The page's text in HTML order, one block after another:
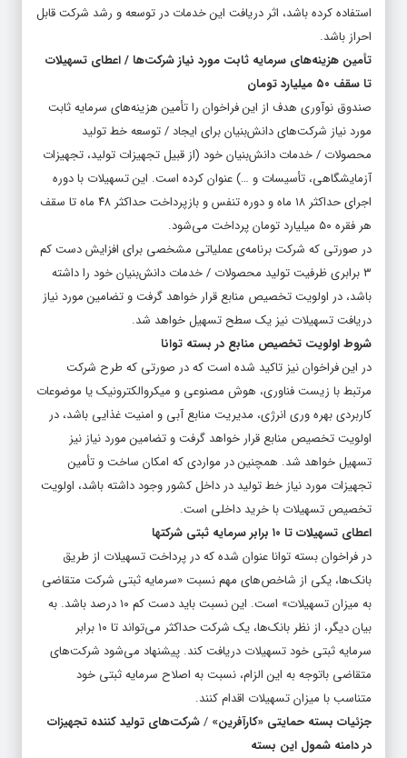
استفاده کرده باشد، اثر دریافت این خدمات در توسعه و رشد شرکت قابل
احراز باشد.
تأمین هزینه‌های سرمایه ثابت مورد نیاز شرکت‌ها / اعطای تسهیلات
تا سقف ۵۰ میلیارد تومان
صندوق نوآوری هدف از این فراخوان را تأمین هزینه‌های سرمایه ثابت
مورد نیاز شرکت‌های دانش‌بنیان برای ایجاد / توسعه خط تولید
محصولات / خدمات دانش‌بنیان خود (از قبیل تجهیزات تولید، تجهیزات
آزمایشگاهی، تأسیسات و …) عنوان کرده است. این تسهیلات با دوره
اجرای حداکثر ۱۸ ماه و دوره تنفس و بازپرداخت حداکثر ۴۸ ماه تا سقف
هر فقره ۵۰ میلیارد تومان پرداخت می‌شود.
در صورتی که شرکت برنامه‌ی عملیاتی مشخصی برای افزایش دست کم
۳ برابری ظرفیت تولید محصولات / خدمات دانش‌بنیان خود را داشته
باشد، در اولویت تخصیص منابع قرار خواهد گرفت و تضامین مورد نیاز
دریافت تسهیلات نیز یک سطح تسهیل خواهد شد.
شروط اولویت تخصیص منابع در بسته توانا
در این فراخوان نیز تاکید شده است که در صورتی که طرح شرکت
مرتبط با زیست فناوری، هوش مصنوعی و میکروالکترونیک یا موضوعات
کاربردی بهره وری انرژی، مدیریت منابع آبی و امنیت غذایی باشد، در
اولویت تخصیص منابع قرار خواهد گرفت و تضامین مورد نیاز نیز
تسهیل خواهد شد. همچنین در مواردی که امکان ساخت و تأمین
تجهیزات مورد نیاز خط تولید در داخل کشور وجود داشته باشد، اولویت
تخصیص تسهیلات با خرید داخلی است.
اعطای تسهیلات تا ۱۰ برابر سرمایه ثبتی شرکتها
در فراخوان بسته توانا عنوان شده که در پرداخت تسهیلات از طریق
بانک‌ها، یکی از شاخص‌های مهم نسبت «سرمایه ثبتی شرکت متقاضی
به میزان تسهیلات» است. این نسبت باید دست کم ۱۰ درصد باشد. به
بیان دیگر، از نظر بانک‌ها، یک شرکت حداکثر می‌تواند تا ۱۰ برابر
سرمایه ثبتی خود تسهیلات دریافت کند. پیشنهاد می‌شود شرکت‌های
متقاضی باتوجه به این الزام، نسبت به اصلاح سرمایه ثبتی خود
متناسب با میزان تسهیلات اقدام کنند.
جزئیات بسته حمایتی «کارآفرین» /شرکت‌های تولید کننده تجهیزات
در دامنه شمول این بسته